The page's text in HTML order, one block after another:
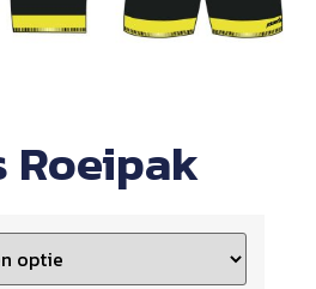
Roeipak